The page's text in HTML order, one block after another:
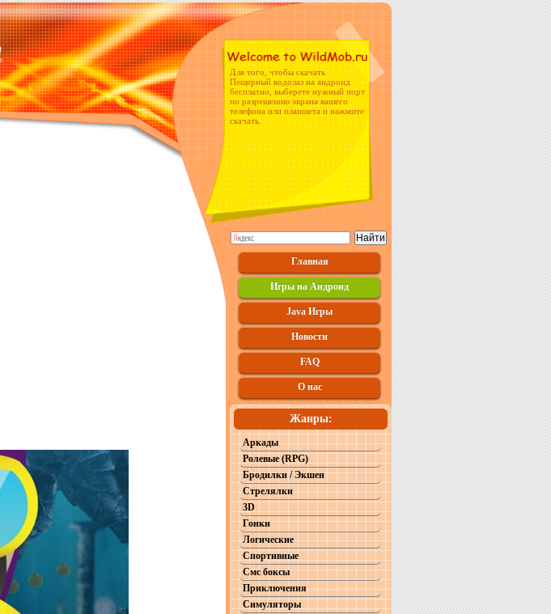
Для того, чтобы скачать
Пещерный водолаз на андроид
бесплатно, выберете нужный порт
по разрешению экрана вашего
телефона или планшета и нажмите
скачать.
Главная
Игры на Андроид
Java Игры
Новости
FAQ
О нас
Жанры:
Аркады
Ролевые (RPG)
Бродилки / Экшен
Стрелялки
3D
Гонки
Логические
Спортивные
Смс боксы
Приключения
Симуляторы